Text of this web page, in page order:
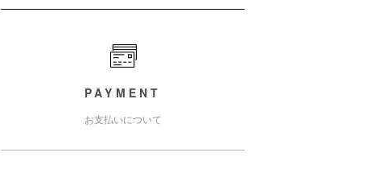
PAYMENT
お支払いについて